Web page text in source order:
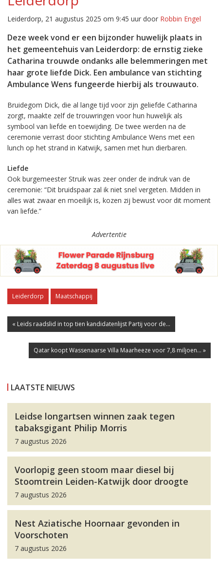
Leiderdorp, 21 augustus 2025 om 9:45 uur door Robbin Engel
Deze week vond er een bijzonder huwelijk plaats in
het gemeentehuis van Leiderdorp: de ernstig zieke
Catharina trouwde ondanks alle belemmeringen met
haar grote liefde Dick. Een ambulance van stichting
Ambulance Wens fungeerde hierbij als trouwauto.
Bruidegom Dick, die al lange tijd voor zijn geliefde Catharina
zorgt, maakte zelf de trouwringen voor hun huwelijk als
symbool van liefde en toewijding. De twee werden na de
ceremonie verrast door stichting Ambulance Wens met een
lunch op het strand in Katwijk, samen met hun dierbaren.
Liefde
Ook burgemeester Struik was zeer onder de indruk van de
ceremonie: “Dit bruidspaar zal ik niet snel vergeten. Midden in
alles wat zwaar en moeilijk is, kozen zij bewust voor dit moment
van liefde.”
Advertentie
Leiderdorp Maatschappij
« Leids raadslid in top tien kandidatenlijst Partij voor de...
Qatar koopt Wassenaarse Villa Maarheeze voor 7,8 miljoen... »
LAATSTE NIEUWS
Leidse longartsen winnen zaak tegen
tabaksgigant Philip Morris
7 augustus 2026
Voorlopig geen stoom maar diesel bij
Stoomtrein Leiden-Katwijk door droogte
7 augustus 2026
Nest Aziatische Hoornaar gevonden in
Voorschoten
7 augustus 2026